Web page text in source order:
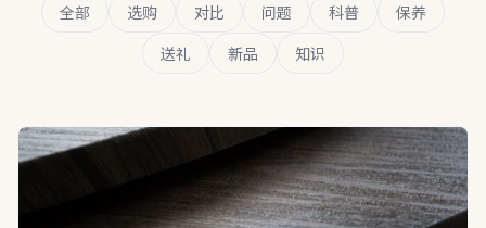
全部 选购 对比 问题 科普
保养
送礼
新品 知识